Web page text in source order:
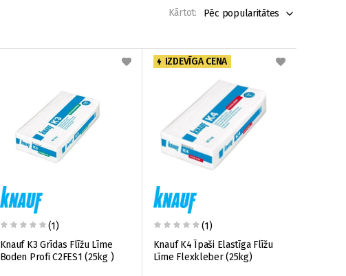
Kārtot: Pēc popularitātes
(1)
Knauf K3 Grīdas Flīžu Līme
Boden Profi C2FES1 (25kg )
IZDEVĪGA CENA
(1)
Knauf K4 Īpaši Elastīga Flīžu
Līme Flexkleber (25kg)